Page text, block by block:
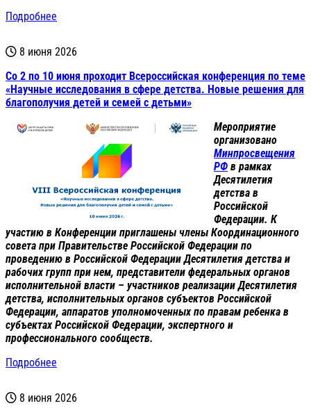
Подробнее
8 июня 2026
Со 2 по 10 июня проходит Всероссийская конференция по теме
«Научные исследования в сфере детства. Новые решения для
благополучия детей и семей с детьми»
Мероприятие
организовано
Минпросвещения
РФ в рамках
Десятилетия
детства в
Российской
Федерации. К
участию в Конференции приглашены члены Координационного
совета при Правительстве Российской Федерации по
проведению в Российской Федерации Десятилетия детства и
рабочих групп при нем, представители федеральных органов
исполнительной власти – участников реализации Десятилетия
детства, исполнительных органов субъектов Российской
Федерации, аппаратов уполномоченных по правам ребенка в
субъектах Российской Федерации, экспертного и
профессионального сообществ.
Подробнее
8 июня 2026